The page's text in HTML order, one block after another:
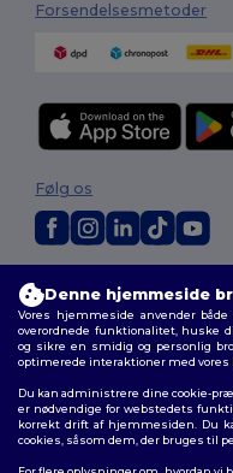
Forsendelsesmetoder
Vilkår og Betingelser|
cookies | Sitemap
Følg os
Denne hjemmeside
Vores hjemmeside anvender
overordnede funktionalitet, huske
og sikre en smidig og personlig
optimerede interaktioner med vores
Du kan administrere dine cookie-
er nødvendige for webstedets
korrekt drift af hjemmesiden. Du
cookies, såsom dem, der bruges til